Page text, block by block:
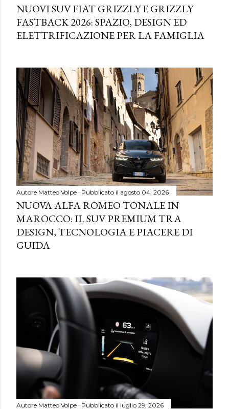
NUOVI SUV FIAT GRIZZLY E GRIZZLY
FASTBACK 2026: SPAZIO, DESIGN ED
ELETTRIFICAZIONE PER LA FAMIGLIA
Autore Matteo Volpe Pubblicato il agosto 04, 2026
NUOVA ALFA ROMEO TONALE IN
MAROCCO: IL SUV PREMIUM TRA
DESIGN, TECNOLOGIA E PIACERE DI
GUIDA
Autore Matteo Volpe Pubblicato il luglio 29, 2026